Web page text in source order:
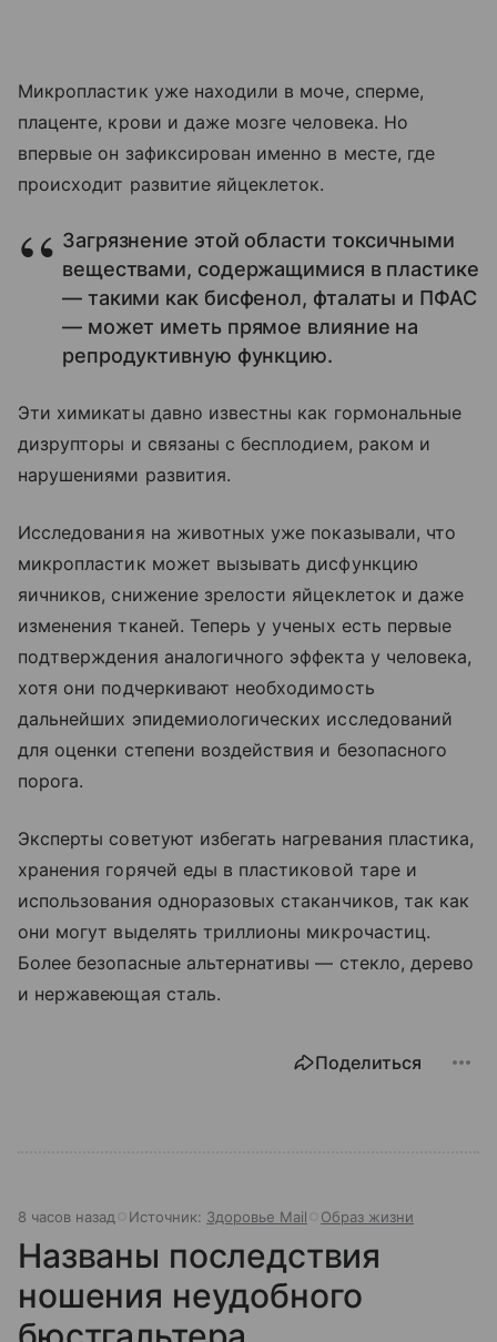
Микропластик уже находили в моче, сперме,
плаценте, крови и даже мозге человека. Но
впервые он зафиксирован именно в месте, где
происходит развитие яйцеклеток.
Загрязнение этой области токсичными
веществами, содержащимися в пластике
— такими как бисфенол, фталаты и ПФАС
— может иметь прямое влияние на
репродуктивную функцию.
Эти химикаты давно известны как гормональные
дизрупторы и связаны с бесплодием, раком и
нарушениями развития.
Исследования на животных уже показывали, что
микропластик может вызывать дисфункцию
яичников, снижение зрелости яйцеклеток и даже
изменения тканей. Теперь у ученых есть первые
подтверждения аналогичного эффекта у человека,
хотя они подчеркивают необходимость
дальнейших эпидемиологических исследований
для оценки степени воздействия и безопасного
порога.
Эксперты советуют избегать нагревания пластика,
хранения горячей еды в пластиковой таре и
использования одноразовых стаканчиков, так как
они могут выделять триллионы микрочастиц.
Более безопасные альтернативы — стекло, дерево
и нержавеющая сталь.
Поделиться
8 часов назад Источник: Здоровье Mail Образ жизни
Названы последствия
ношения неудобного